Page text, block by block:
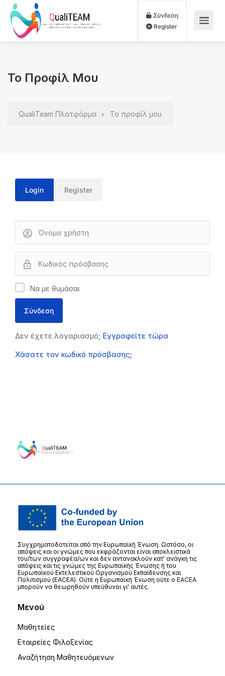
Σύνδεση
Το Προφίλ Μου
QualiTeam Πλατφόρμα Το προφίλ μου
Login Register
Να με θυμάσαι
Δεν έχετε λογαριασμό; Εγγραφείτε τώρα
Χάσατε τον κωδικό πρόσβασης;
Συγχρηματοδοτείται από την Ευρωπαϊκή Ένωση. Ωστόσο, οι
απόψεις και οι γνώμες που εκφράζονται είναι αποκλειστικά
του/των συγγραφέα/ων και δεν αντανακλούν κατ' ανάγκη τις
απόψεις και τις γνώμες της Ευρωπαϊκής Ένωσης ή του
Ευρωπαϊκού Εκτελεστικού Οργανισμού Εκπαίδευσης και
Πολιτισμού (EACEA). Ούτε η Ευρωπαϊκή Ένωση ούτε ο EACEA
μπορούν να θεωρηθούν υπεύθυνοι γι' αυτές.
Μενού
Μαθητείες
Εταιρείες Φιλοξενίας
Αναζήτηση Μαθητευόμενων